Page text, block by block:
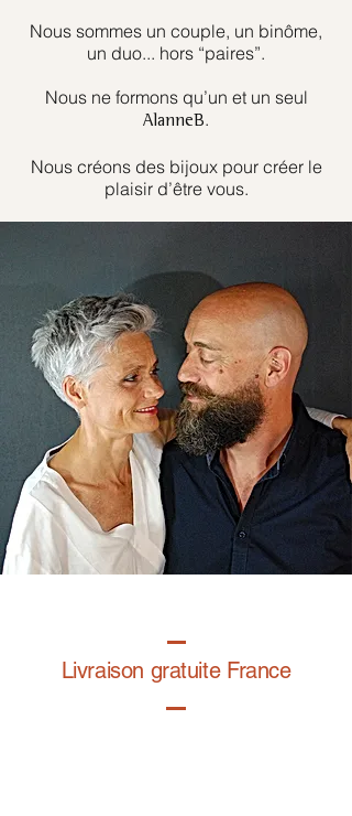
Nous sommes un couple, un binôme,
un duo... hors “paires”.
Nous ne formons qu’un et un seul
AlanneB.
Nous créons des bijoux pour créer le
plaisir d’être vous.
Livraison gratuite France